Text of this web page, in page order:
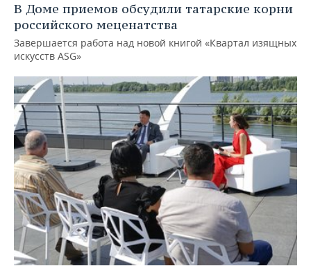
В Доме приемов обсудили татарские корни
российского меценатства
Завершается работа над новой книгой «Квартал изящных
искусств ASG»